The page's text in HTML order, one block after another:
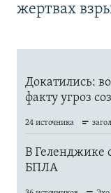
жертвах